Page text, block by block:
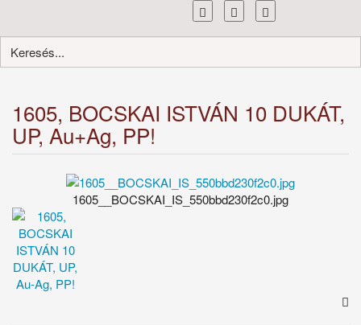
Toggle
navigation
1605, BOCSKAI ISTVÁN 10 DUKÁT,
UP, Au+Ag, PP!
1605__BOCSKAI_IS_550bbd230f2c0.jpg